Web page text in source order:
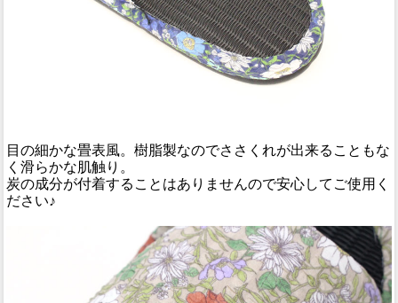
目の細かな畳表風。樹脂製なのでささくれが出来ることもな
く滑らかな肌触り。
炭の成分が付着することはありませんので安心してご使用く
ださい♪